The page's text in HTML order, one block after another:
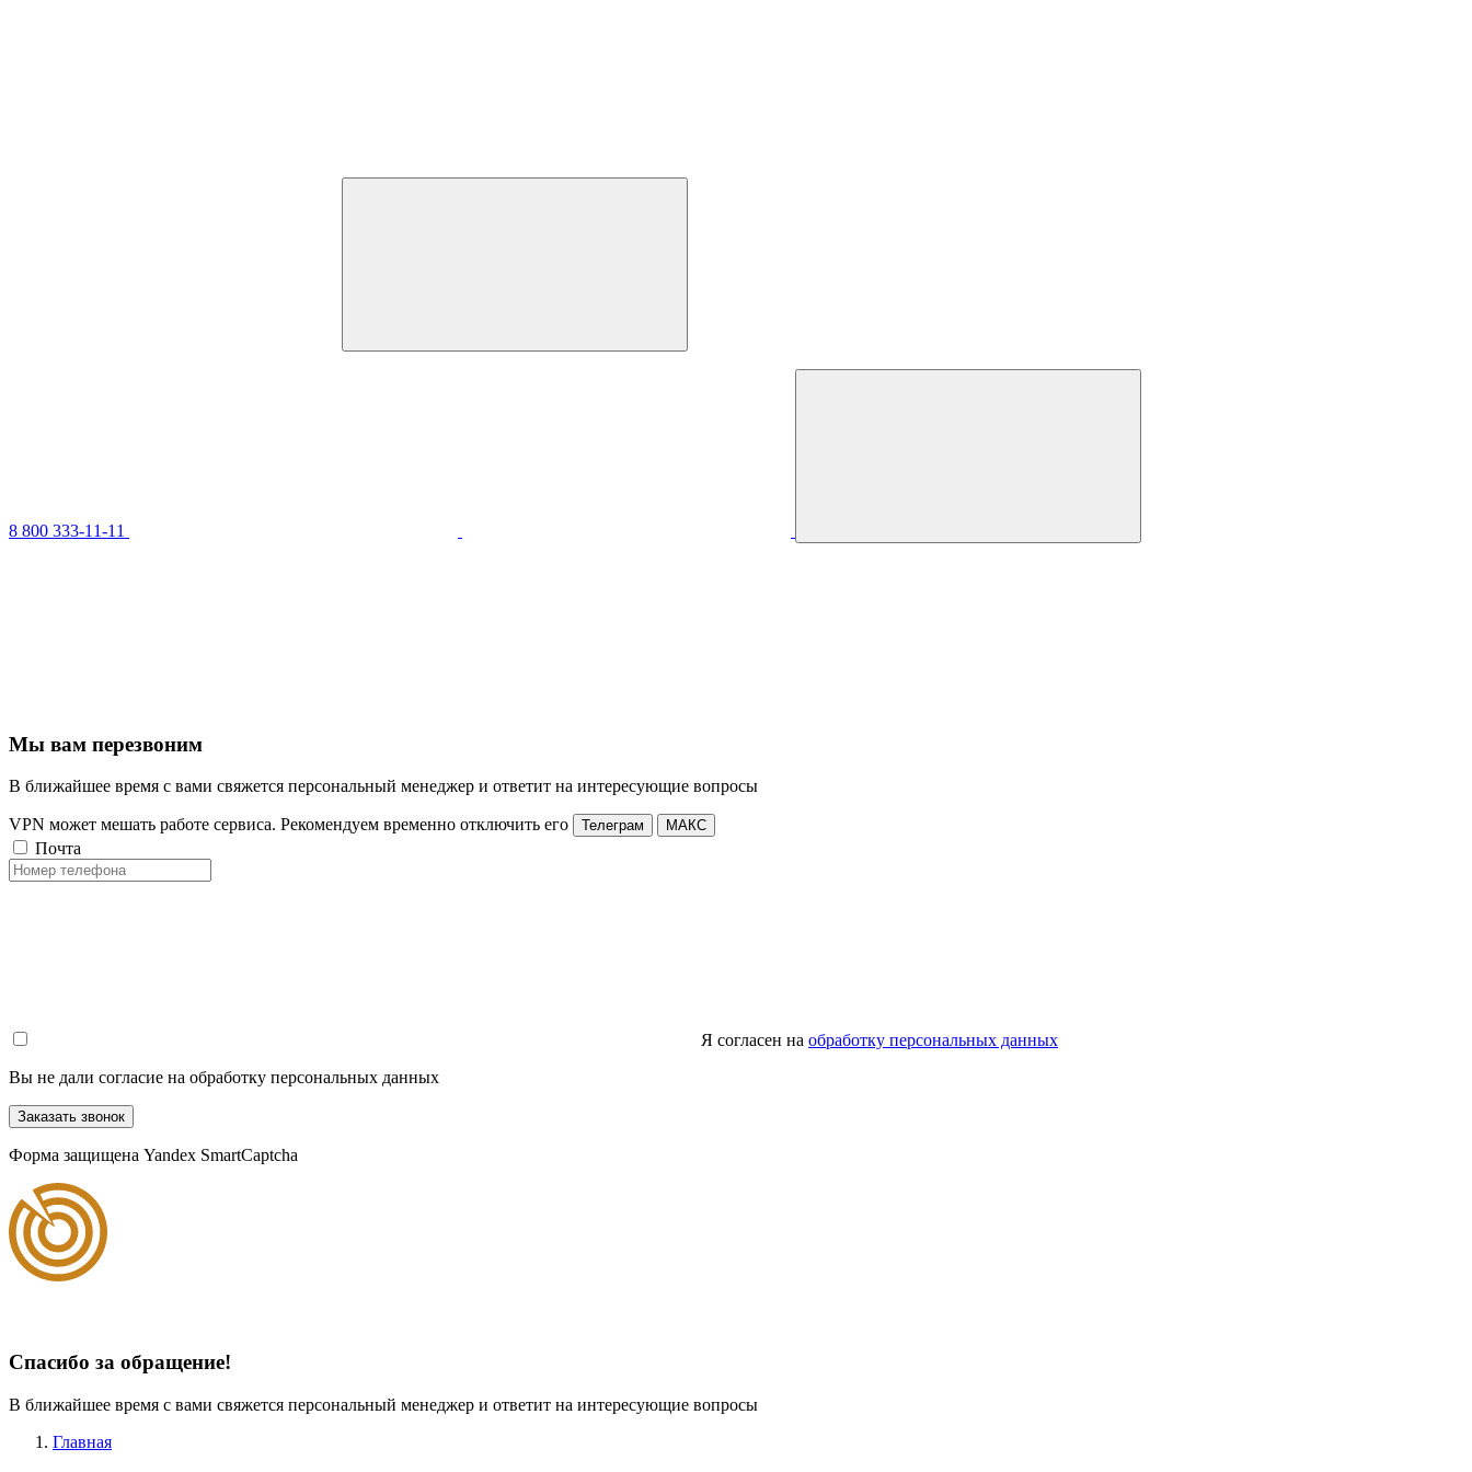
8 800 333-11-11
Мы вам перезвоним
В ближайшее время с вами свяжется персональный менеджер и ответит на интересующие вопросы
VPN может мешать работе сервиса. Рекомендуем временно отключить его Телеграм МАКС
Почта
Я согласен на обработку персональных данных
Вы не дали согласие на обработку персональных данных
Заказать звонок
Форма защищена Yandex SmartCaptcha
Спасибо за обращение!
В ближайшее время с вами свяжется персональный менеджер и ответит на интересующие вопросы
Главная